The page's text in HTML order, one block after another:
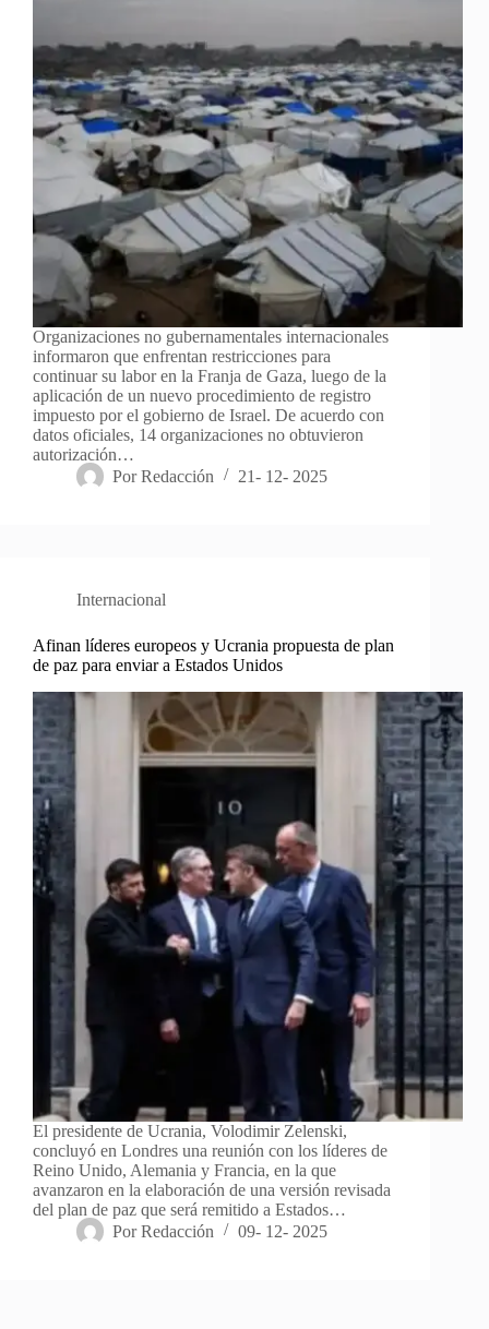
Organizaciones no gubernamentales internacionales
informaron que enfrentan restricciones para
continuar su labor en la Franja de Gaza, luego de la
aplicación de un nuevo procedimiento de registro
impuesto por el gobierno de Israel. De acuerdo con
datos oficiales, 14 organizaciones no obtuvieron
autorización…
Por Redacción 21- 12- 2025
Internacional
Afinan líderes europeos y Ucrania propuesta de plan
de paz para enviar a Estados Unidos
El presidente de Ucrania, Volodimir Zelenski,
concluyó en Londres una reunión con los líderes de
Reino Unido, Alemania y Francia, en la que
avanzaron en la elaboración de una versión revisada
del plan de paz que será remitido a Estados…
Por Redacción 09- 12- 2025